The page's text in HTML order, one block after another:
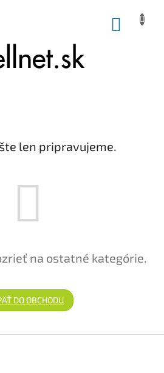
len pripravujeme.
na ostatné kategórie.
DO OBCHODU